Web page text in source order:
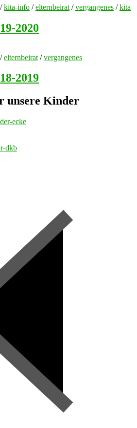
/kita-info /elternbeirat /vergangenes /kita
2020
/elternbeirat /vergangenes
2019
unsere Kinder
ecke
dkb